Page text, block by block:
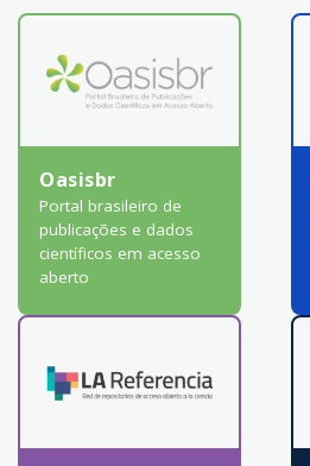
Oasisbr
Portal brasileiro de
publicações e dados
científicos em acesso
aberto